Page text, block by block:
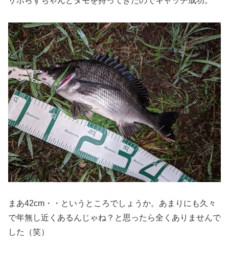
まあ42cm・・というところでしょうか。あまりにも久々
で年無し近くあるんじゃね？と思ったら全くありませんで
した（笑）